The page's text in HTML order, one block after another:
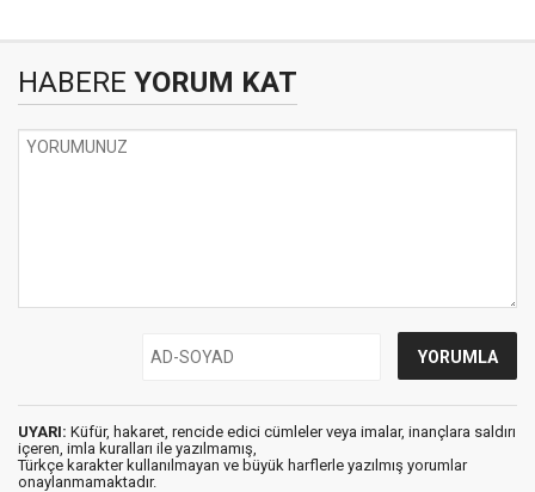
HABERE YORUM KAT
UYARI: Küfür, hakaret, rencide edici cümleler veya imalar, inançlara saldırı
içeren, imla kuralları ile yazılmamış,
Türkçe karakter kullanılmayan ve büyük harflerle yazılmış yorumlar
onaylanmamaktadır.